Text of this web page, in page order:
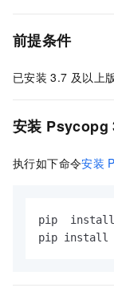
前提条件
已安装 3.7 及以上
安装 Psycopg
执行如下命令安装
pip
pip install